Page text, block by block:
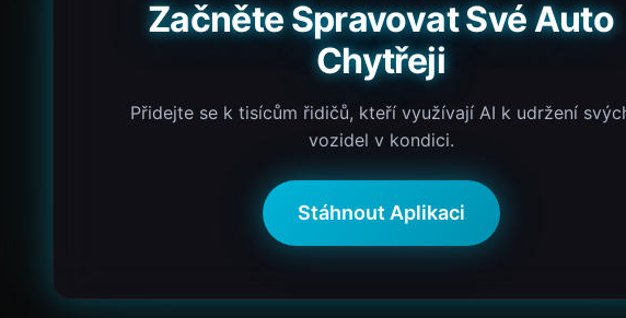
Začněte Spravovat Své Auto
Chytřeji
Přidejte se k tisícům řidičů, kteří využívají AI k udržení
vozidel v kondici.
Stáhnout Aplikaci